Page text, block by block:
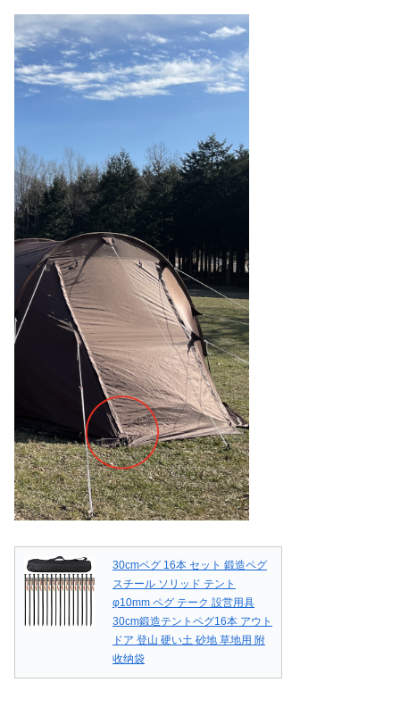
30cmペグ 16本 セット 鍛造ペグ
スチール ソリッド テント
φ10mm ペグ テーク 設営用具
30cm鍛造テントペグ16本 アウト
ドア 登山 硬い土 砂地 草地用 附
收纳袋